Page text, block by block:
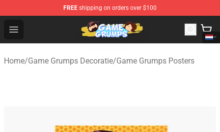
FREE shipping on orders over $100
Open menu
Game Grumps Shop - Official Game Grumps
Home/Game Grumps Decoratie/Game Grumps Posters